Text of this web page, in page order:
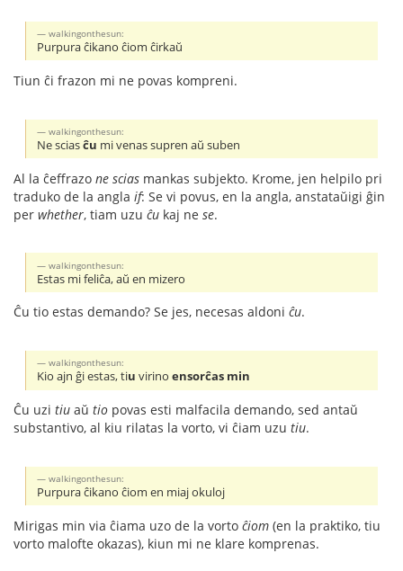
walkingonthesun:
Purpura ĉikano ĉiom ĉirkaŭ
Tiun ĉi frazon mi ne povas kompreni.
walkingonthesun:
Ne sciasĉu mi venas supren aŭ suben
Al la ĉeffrazo ne scias mankas subjekto. Krome, jen helpilo pri
traduko de la angla if: Se vi povus, en la angla, anstataŭigi ĝin
per whether, tiam uzu ĉu kaj ne se.
walkingonthesun:
Estas mi feliĉa, aŭ en mizero
Ĉu tio estas demando? Se jes, necesas aldoni ĉu.
walkingonthesun:
Kio ajn ĝi estas, tiu virinoensorĉas min
Ĉu uzi tiu aŭ tio povas esti malfacila demando, sed antaŭ
substantivo, al kiu rilatas la vorto, vi ĉiam uzu tiu.
walkingonthesun:
Purpura ĉikano ĉiom en miaj okuloj
Mirigas min via ĉiama uzo de la vorto ĉiom (en la praktiko, tiu
vorto malofte okazas), kiun mi ne klare komprenas.